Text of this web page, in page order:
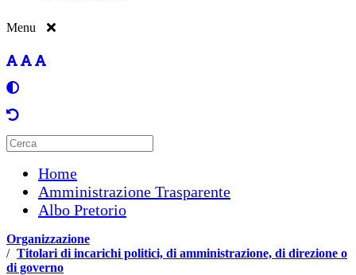
Menu
Home
Amministrazione Trasparente
Albo Pretorio
Organizzazione
/ Titolari di incarichi politici, di amministrazione, di direzione o
di governo